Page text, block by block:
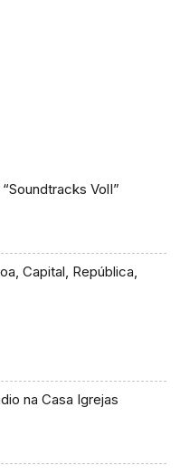
VolI”
Capital, República,
na Casa Igrejas